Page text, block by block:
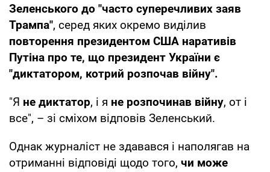
Зеленського до "часто суперечливих заяв
Трампа", серед яких окремо виділив
повторення президентом США наративів
Путіна про те, що президент України є
"диктатором, котрий розпочав війну".
"Я не диктатор, і я не розпочинав війну, от і
все", – зі сміхом відповів Зеленський.
Однак журналіст не здавався і наполягав на
отриманні відповіді щодо того, чи може